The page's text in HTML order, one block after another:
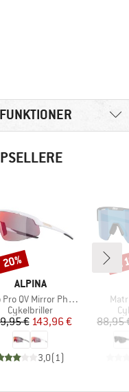
- oplysningerne får du
MÆRKE
ALPINA
Mirror Photochromic S1-3
Produktgruppe
Cykelbriller
Pris
€Nedsat pris
143,96 €
3,0(1 )
20%
88,95